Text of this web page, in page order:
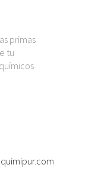
primas
tu